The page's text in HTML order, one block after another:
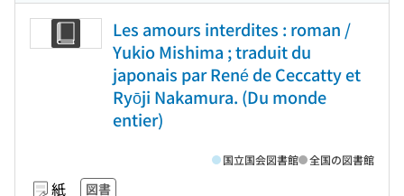
Les amours interdites : roman /
Yukio Mishima ; traduit du
japonais par René de Ceccatty et
Ryōji Nakamura. (Du monde
entier)
紙 図書
国立国会図書館 全国の図書館